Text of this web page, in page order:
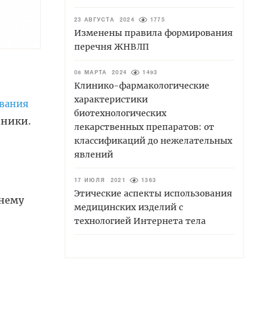
23 АВГУСТА 2024 1775
Изменены правила формирования
перечня ЖНВЛП
08 МАРТА 2024 1493
Клинико-фармакологические
характеристики
биотехнологических
лекарственных препаратов: от
классификаций до нежелательных
явлений
17 ИЮЛЯ 2021 1363
Этические аспекты использования
медицинских изделий с
технологией Интернета тела